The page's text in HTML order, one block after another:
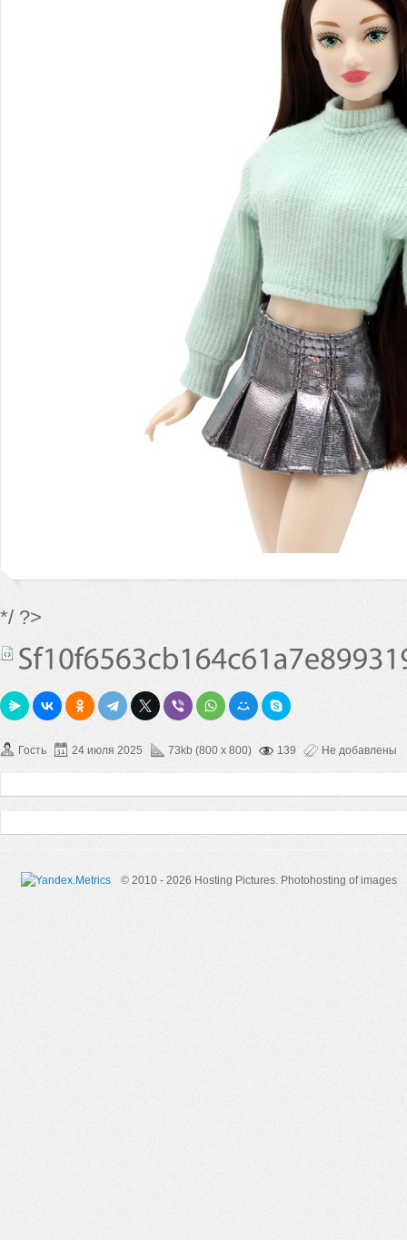
*/ ?>
Гость 24 июля 2025 73kb (800 x 800) 139 Не добавлены
© 2010 - 2026 Hosting Pictures. Photohosting of images